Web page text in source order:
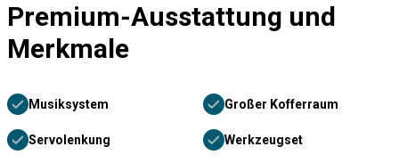
Premium-Ausstattung und
Merkmale
Musiksystem Großer Kofferraum
Servolenkung Werkzeugset